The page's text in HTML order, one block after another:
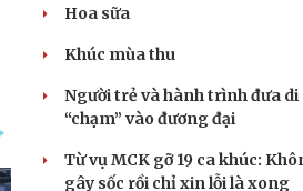
Hoa sữa
Khúc mùa thu
Người trẻ và hành trình đưa di
“chạm” vào đương đại
Từ vụ MCK gỡ 19 ca khúc:
gây sốc rồi chỉ xin lỗi là xong